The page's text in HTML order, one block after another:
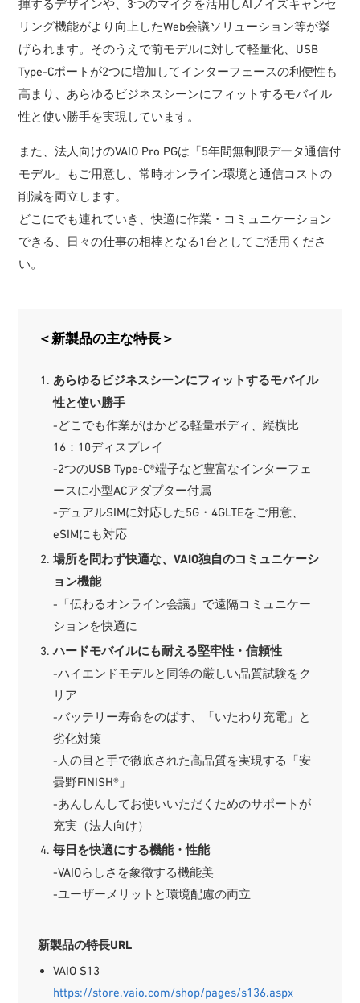
揮するデザインや、3つのマイクを活用しAIノイズキャンセ
リング機能がより向上したWeb会議ソリューション等が挙
げられます。そのうえで前モデルに対して軽量化、USB
Type-Cポートが2つに増加してインターフェースの利便性も
高まり、あらゆるビジネスシーンにフィットするモバイル
性と使い勝手を実現しています。
また、法人向けのVAIO Pro PGは「5年間無制限データ通信付
モデル」もご用意し、常時オンライン環境と通信コストの
削減を両立します。
どこにでも連れていき、快適に作業・コミュニケーション
できる、日々の仕事の相棒となる1台としてご活用くださ
い。
＜新製品の主な特長＞
あらゆるビジネスシーンにフィットするモバイル
性と使い勝手
-どこでも作業がはかどる軽量ボディ、縦横比
16：10ディスプレイ
-2つのUSB Type-C®端子など豊富なインターフェ
ースに小型ACアダプター付属
-デュアルSIMに対応した5G・4GLTEをご用意、
eSIMにも対応
場所を問わず快適な、VAIO独自のコミュニケーシ
ョン機能
-「伝わるオンライン会議」で遠隔コミュニケー
ションを快適に
ハードモバイルにも耐える堅牢性・信頼性
-ハイエンドモデルと同等の厳しい品質試験をク
リア
-バッテリー寿命をのばす、「いたわり充電」と
劣化対策
-人の目と手で徹底された高品質を実現する「安
曇野FINISH®」
-あんしんしてお使いいただくためのサポートが
充実（法人向け）
毎日を快適にする機能・性能
-VAIOらしさを象徴する機能美
-ユーザーメリットと環境配慮の両立
新製品の特長URL
VAIO S13
https://store.vaio.com/shop/pages/s136.aspx